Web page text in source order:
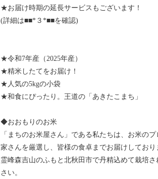
★お届け時期の延長サービスもございます！
(詳細は■■*３*■■を確認)
★令和7年産（2025年産）
★精米したてをお届け！
★人気の5kgの小袋
★和食にぴったり。王道の「あきたこまち」
◆おおもりのお米
「まちのお米屋さん」である私たちは、お米の
家さんを厳選し、皆様の食卓までお届けしており
霊峰森吉山のふもと北秋田市で丹精込めて栽培
さい。